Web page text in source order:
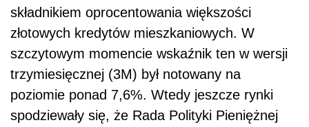
składnikiem oprocentowania większości
złotowych kredytów mieszkaniowych. W
szczytowym momencie wskaźnik ten w wersji
trzymiesięcznej (3M) był notowany na
poziomie ponad 7,6%. Wtedy jeszcze rynki
spodziewały się, że Rada Polityki Pieniężnej